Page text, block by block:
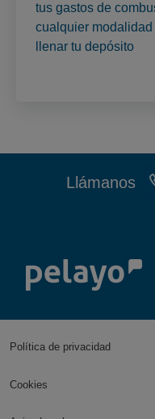
tus gastos de
cualquier
llenar tu depósito
Llámanos
Política de privacidad
Cookies